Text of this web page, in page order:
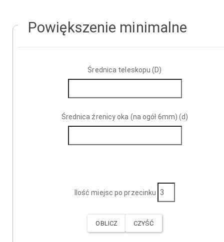
Powiększenie minimalne
Średnica teleskopu (D)
Średnica źrenicy oka (na ogół 6mm) (d)
Ilość miejsc po przecinku